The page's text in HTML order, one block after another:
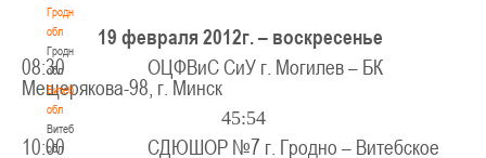
Гродненская
обл
Гродненская
обл
Витебская
обл
Витебская
обл
19 февраля 2012г. – воскресенье
08:30 ОЦФВиС СиУ г. Могилев – БК
Мещерякова-98, г. Минск
45:54
10:00 СДЮШОР №7 г. Гродно – Витебское